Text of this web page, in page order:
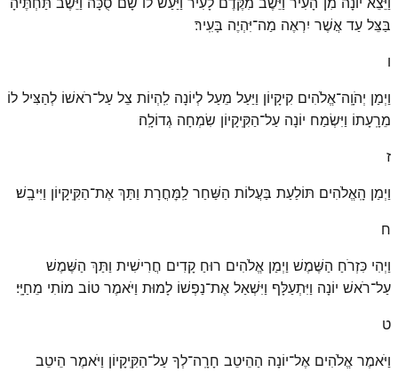
בַּצֵּל עַד אֲשֶׁר יִרְאֶה מַה־יִּהְיֶה בָּעִֽיר׃
ו
וַיְמַן יְהֹוָֽה־אֱלֹהִים קִיקָיוֹן וַיַּעַל מֵעַל לְיוֹנָה לִֽהְיוֹת צֵל עַל־רֹאשׁוֹ לְהַצִּיל לוֹ
מֵרָֽעָתוֹ וַיִּשְׂמַח יוֹנָה עַל־הַקִּֽיקָיוֹן שִׂמְחָה גְדוֹלָֽה׃
ז
וַיְמַן הָֽאֱלֹהִים תּוֹלַעַת בַּעֲלוֹת הַשַּׁחַר לַֽמׇּחֳרָת וַתַּךְ אֶת־הַקִּֽיקָיוֹן וַיִּיבָֽשׁ׃
ח
וַיְהִי כִּזְרֹחַ הַשֶּׁמֶשׁ וַיְמַן אֱלֹהִים רוּחַ קָדִים חֲרִישִׁית וַתַּךְ הַשֶּׁמֶשׁ
עַל־רֹאשׁ יוֹנָה וַיִּתְעַלָּף וַיִּשְׁאַל אֶת־נַפְשׁוֹ לָמוּת וַיֹּאמֶר טוֹב מוֹתִי מֵחַיָּֽי׃
ט
וַיֹּאמֶר אֱלֹהִים אֶל־יוֹנָה הַהֵיטֵב חָרָֽה־לְךָ עַל־הַקִּֽיקָיוֹן וַיֹּאמֶר הֵיטֵב